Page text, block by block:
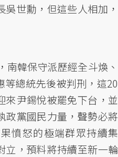
世勳，但這些人相加，
南韓保守派歷經全斗煥、
等總統先後被判刑，這20
來尹錫悅被罷免下台，並
政黨國民力量，聲勢必將
憤怒的極端群眾持續集
立，預料將持續至新一輪